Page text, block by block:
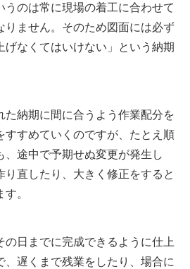
うのは常に現場の着工に合わせて
りません。そのため図面には必ず
げなくてはいけない」という納期
た納期に間に合うよう作業配分を
すすめていくのですが、たとえ順
、途中で予期せぬ変更が発生し
り直したり、大きく修正をすると
。
の日までに完成できるように仕上
、遅くまで残業をしたり、場合に